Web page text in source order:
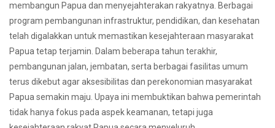
membangun Papua dan menyejahterakan rakyatnya. Berbagai
program pembangunan infrastruktur, pendidikan, dan kesehatan
telah digalakkan untuk memastikan kesejahteraan masyarakat
Papua tetap terjamin. Dalam beberapa tahun terakhir,
pembangunan jalan, jembatan, serta berbagai fasilitas umum
terus dikebut agar aksesibilitas dan perekonomian masyarakat
Papua semakin maju. Upaya ini membuktikan bahwa pemerintah
tidak hanya fokus pada aspek keamanan, tetapi juga